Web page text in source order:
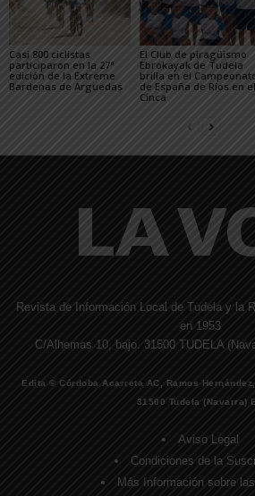
Casi 800 ciclistas
participaron en la 27ª
edición de la Extreme
Bardenas de Arguedas
El Club de piragüismo
Ebrokayak de Tudela
brilla en el
de España de Ríos en el
Cinca
Revista de Información Local de Tudela y la
en 1953
C/Alhemas 10, bajo. 31500 TUDELA
Edita © Córdoba Acarreta AC, Ramos Hernández,
31500 Tudela (Navarra)
Aviso Legal
Condiciones de la
Más Información sobre